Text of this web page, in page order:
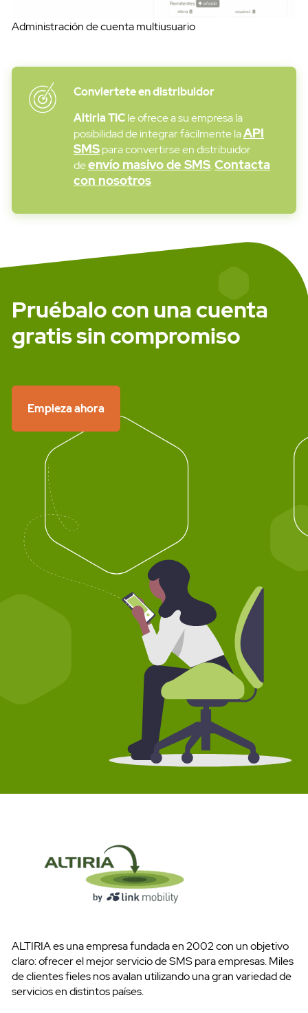
SMS API
WhatsApp API
Ayuda
Administración de cuenta multiusuario
Conviertete en distribuidor
Altiria TICle ofrece a su empresa la
posibilidad de integrar fácilmente laAPI
SMSpara convertirse en distribuidor
deenvío masivo de SMS.Contacta
con nosotros
Pruébalo con una cuenta
gratis sin compromiso
Empieza ahora
ALTIRIA es una empresa fundada en 2002 con un objetivo
claro: ofrecer el mejor servicio de SMS para empresas. Miles
de clientes fieles nos avalan utilizando una gran variedad de
servicios en distintos países.